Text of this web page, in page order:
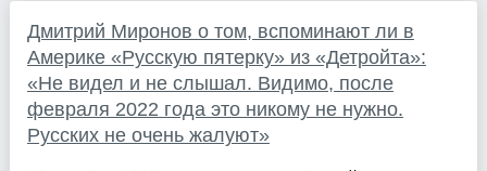
Дмитрий Миронов о том, вспоминают ли в
Америке «Русскую пятерку» из «Детройта»:
«Не видел и не слышал. Видимо, после
февраля 2022 года это никому не нужно.
Русских не очень жалуют»